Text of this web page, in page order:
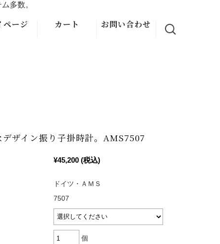
多数。
ページ カート お問い合わせ
デザイン振り子掛時計。AMS7507
¥45,200 (税込)
ドイツ・ＡＭＳ
7507
個